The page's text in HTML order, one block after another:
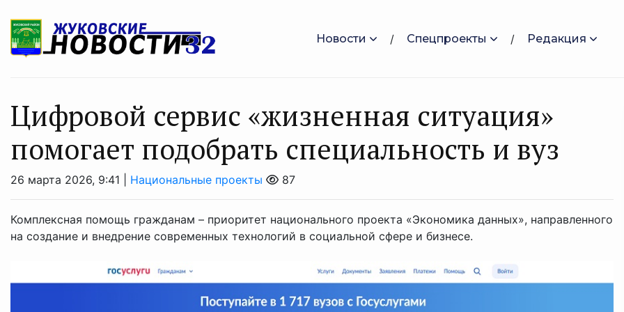
Новости Спецпроекты Редакция
Цифровой сервис «жизненная ситуация»
помогает подобрать специальность и вуз
26 марта 2026, 9:41 | Национальные проекты 87
Комплексная помощь гражданам – приоритет национального проекта «Экономика данных», направленного
на создание и внедрение современных технологий в социальной сфере и бизнесе.